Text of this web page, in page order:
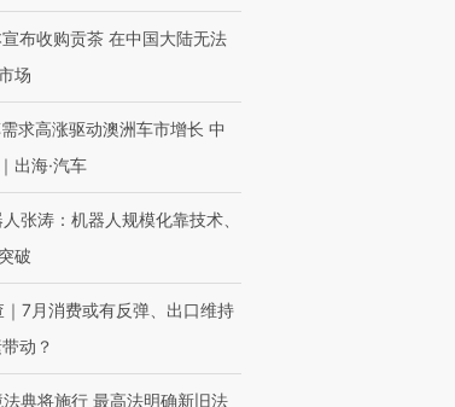
布收购贡茶 在中国大陆无法
场
求高涨驱动澳洲车市增长 中
出海·汽车
张涛：机器人规模化靠技术、
破
｜7月消费或有反弹、出口维持
动？
典将施行 最高法明确新旧法